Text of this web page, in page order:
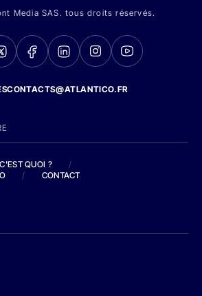
Media SAS. tous droits réservés.
QUOI ?
/
/ CONTACT